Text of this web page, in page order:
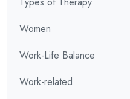
Women
Work-Life Balance
Work-related